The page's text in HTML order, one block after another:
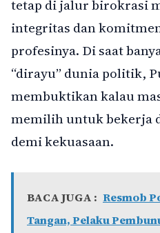
tetap di jalur birokrasi
integritas dan
profesinya. Di saat
“dirayu” dunia politik,
membuktikan kalau
memilih untuk bekerja
demi kekuasaan.
BACA JUGA : Resmob
Tangan, Pelaku